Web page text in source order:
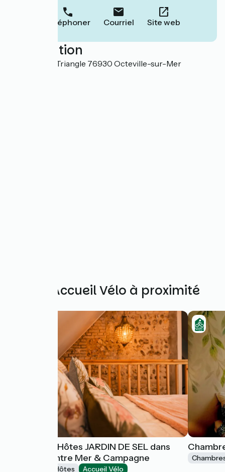
Téléphoner Courriel Site web
Localisation
4 Chemin du Triangle 76930 Octeville-sur-Mer
Autres Accueil Vélo à proximité
Chambre d'Hôtes JARDIN DE SEL dans
Ecolodge Entre Mer & Campagne
Chambres d'Hôtes Accueil Vélo